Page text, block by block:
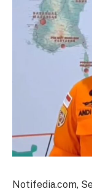
Notifedia.com,